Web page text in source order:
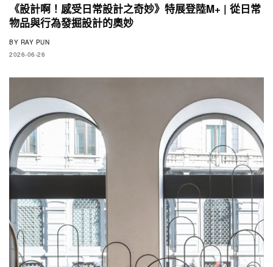
《設計啊！感受日常設計之奇妙》特展登陸M+ | 從日常
物品與行為發掘設計的奧妙
BY RAY PUN
2026-06-26